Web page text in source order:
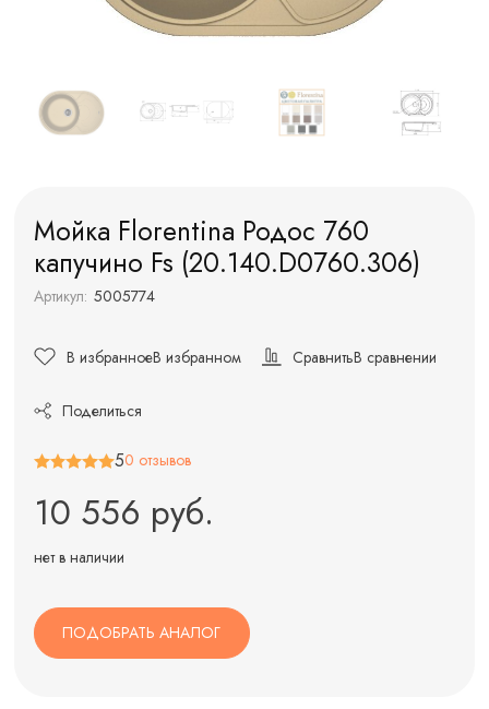
Мойка Florentina Родос 760
капучино Fs (20.140.D0760.306)
Артикул: 5005774
В избранноеВ избранном СравнитьВ сравнении
Поделиться
50 отзывов
10 556 руб.
нет в наличии
ПОДОБРАТЬ АНАЛОГ